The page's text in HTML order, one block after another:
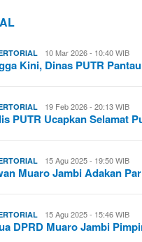
10 Mar 2026 - 10:40 WIB
Kini, Dinas PUTR
19 Feb 2026 - 20:13 WIB
PUTR Ucapkan Selamat
15 Agu 2025 - 19:50 WIB
Muaro Jambi Adakan
15 Agu 2025 - 15:46 WIB
DPRD Muaro Jambi